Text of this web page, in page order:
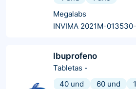
Megalabs
INVIMA 2021M-
Ibuprofeno
Tabletas -
40 und
60 und